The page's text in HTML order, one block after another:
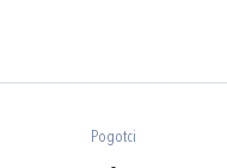
Pogotci